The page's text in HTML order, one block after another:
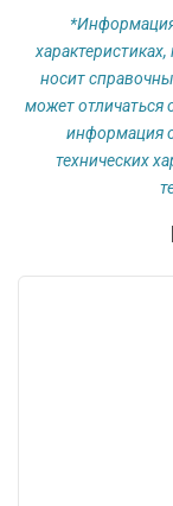
носит
может отличаться
информация
технических